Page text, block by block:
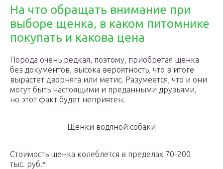
На что обращать внимание при
выборе щенка, в каком питомнике
покупать и какова цена
Порода очень редкая, поэтому, приобретая щенка
без документов, высока вероятность, что в итоге
вырастет дворняга или метис. Разумеется, что и они
могут быть настоящими и преданными друзьями,
но этот факт будет неприятен.
Щенки водяной собаки
Стоимость щенка колеблется в пределах 70-200
тыс. руб.*